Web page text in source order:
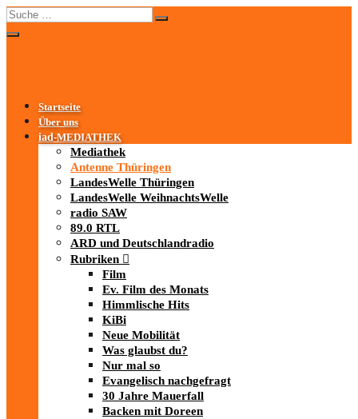
Startseite
Über uns
iad-MEDIATHEK
Mediathek
Antenne Thüringen
LandesWelle Thüringen
LandesWelle WeihnachtsWelle
radio SAW
89.0 RTL
ARD und Deutschlandradio
Rubriken
Film
Ev. Film des Monats
Himmlische Hits
KiBi
Neue Mobilität
Was glaubst du?
Nur mal so
Evangelisch nachgefragt
30 Jahre Mauerfall
Backen mit Doreen